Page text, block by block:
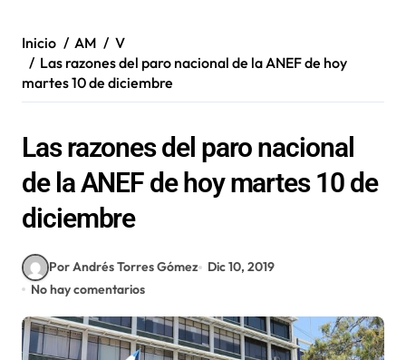
Inicio AM
V
Las razones del paro nacional de la ANEF de hoy
martes 10 de diciembre
Las razones del paro nacional
de la ANEF de hoy martes 10 de
diciembre
Por Andrés Torres Gómez
Dic 10, 2019
No hay comentarios